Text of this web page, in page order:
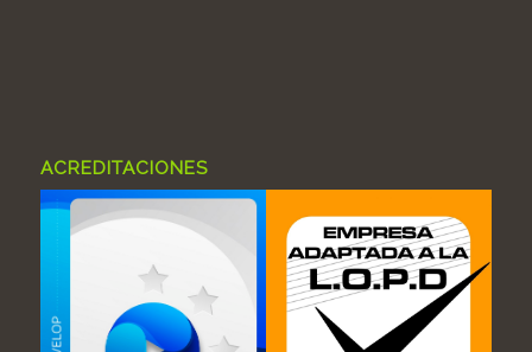
ACREDITACIONES